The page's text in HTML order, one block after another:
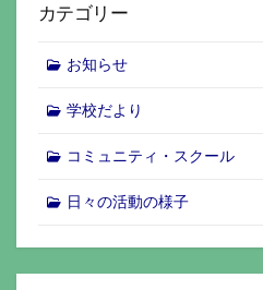
カテゴリー
お知らせ
学校だより
コミュニティ・スクール
日々の活動の様子